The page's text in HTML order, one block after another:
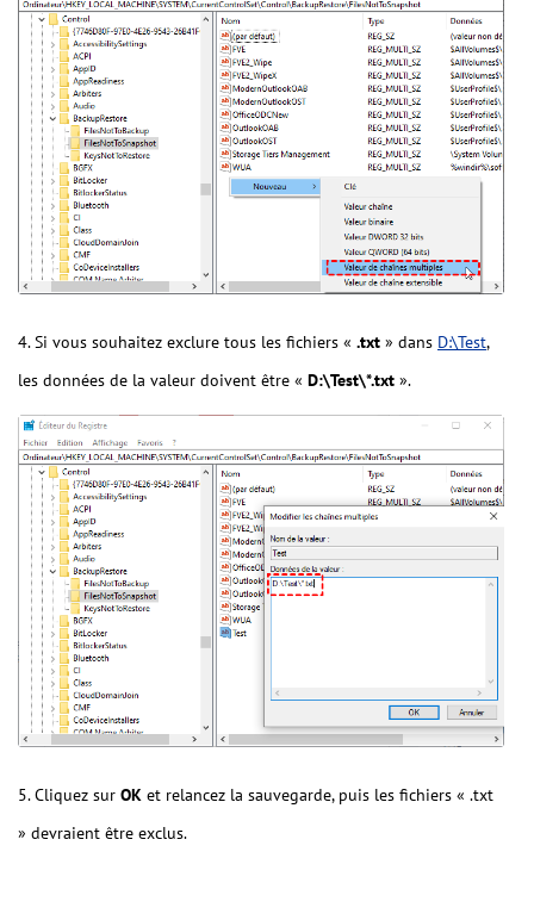
4. Si vous souhaitez exclure tous les fichiers « .txt » dans D:\Test,
les données de la valeur doivent être « D:\Test\*.txt ».
5. Cliquez sur OK et relancez la sauvegarde, puis les fichiers « .txt
» devraient être exclus.